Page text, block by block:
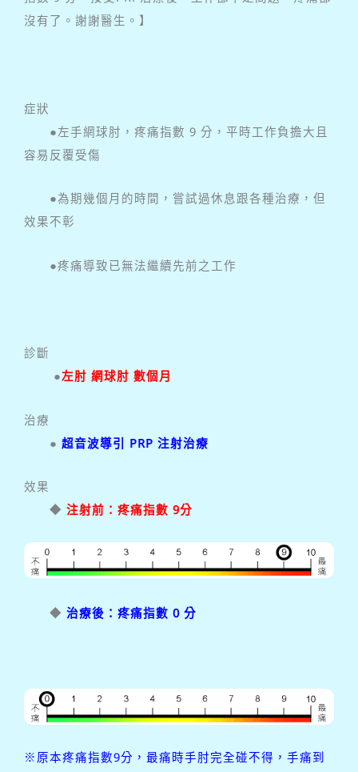
沒有了。謝謝醫生。】
症狀
●左手網球肘，疼痛指數 9 分，平時工作負擔大且
容易反覆受傷
●為期幾個月的時間，嘗試過休息跟各種治療，但
效果不彰
●疼痛導致已無法繼續先前之工作
診斷
●左肘 網球肘 數個月
治療
● 超音波導引 PRP 注射治療
效果
◆ 注射前：疼痛指數 9分
◆ 治療後：疼痛指數 0 分
※原本疼痛指數9分，最痛時手肘完全碰不得，手痛到